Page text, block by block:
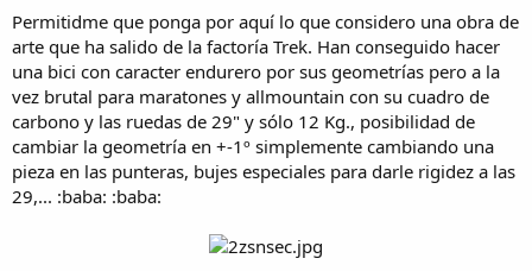
i
c
i
o
Permitidme que ponga por aquí lo que considero una obra de
arte que ha salido de la factoría Trek. Han conseguido hacer
una bici con caracter endurero por sus geometrías pero a la
vez brutal para maratones y allmountain con su cuadro de
carbono y las ruedas de 29" y sólo 12 Kg., posibilidad de
cambiar la geometría en +-1º simplemente cambiando una
pieza en las punteras, bujes especiales para darle rigidez a las
29,... :baba: :baba: